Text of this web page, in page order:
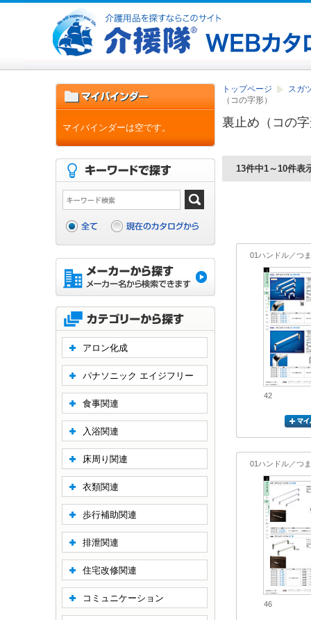
トップページ
スガ
（コの字形）
裏止め（コの
13件中1～10件表
01ハンドル／つ
42
01ハンドル／つ
46
マイバインダーは空です。
アロン化成
パナソニック エイジフリー
食事関連
入浴関連
床周り関連
衣類関連
歩行補助関連
排泄関連
住宅改修関連
コミュニケーション